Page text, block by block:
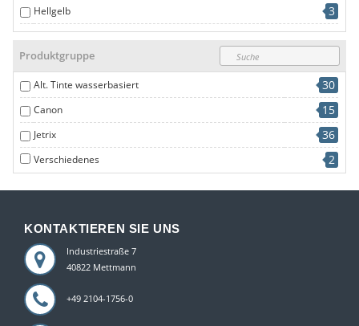
Hellgelb 3
Lack 1
light cyan
Magenta 11
N/a 16
schwarz 11
Weiß 5
Produktgruppe
Alt. Tinte wasserbasiert 30
Canon 15
Jetrix 36
Verschiedenes 2
KONTAKTIEREN SIE UNS
Industriestraße 7
40822 Mettmann
+49 2104-1756-0